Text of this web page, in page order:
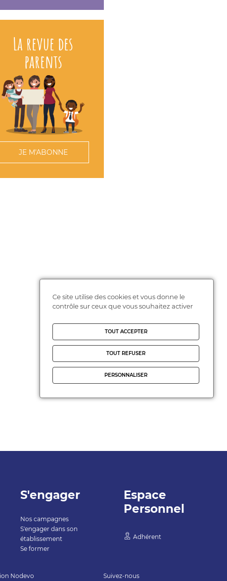
La revue des
parents
JE M'ABONNE
S'engager
Nos campagnes
S'engager dans son
établissement
Se former
Espace
Personnel
Adhérent
Nodevo Suivez-nous
Ce site utilise des cookies et vous donne le
contrôle sur ceux que vous souhaitez activer
TOUT ACCEPTER
TOUT REFUSER
PERSONNALISER